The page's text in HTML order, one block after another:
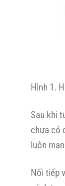
Hình 1.
Sau khi
chưa có
luôn
Nối tiếp